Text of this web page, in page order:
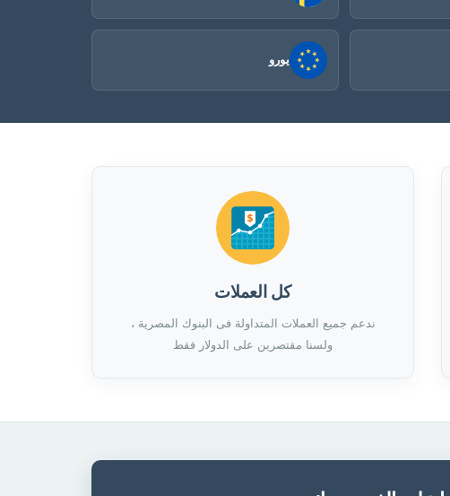
يورو
كل العملات
ندعم جميع العملات المتداولة فى البنوك المصرية ،
ولسنا مقتصرين على الدولار فقط